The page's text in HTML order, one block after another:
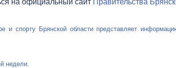
на официальный сайт Правительства
и спорту Брянской области представляет
недели.